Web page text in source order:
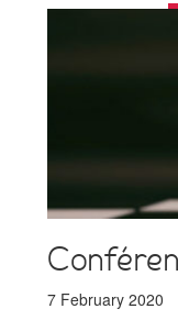
7 February 2020